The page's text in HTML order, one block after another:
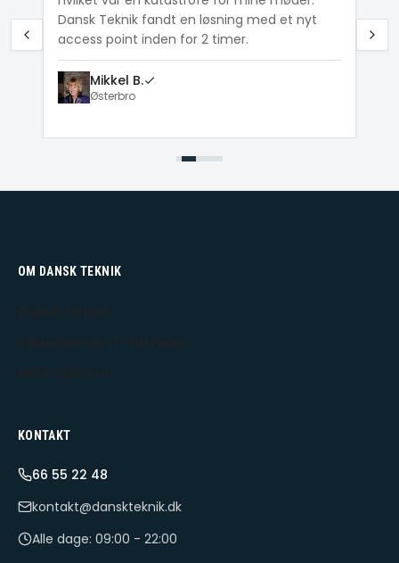
Dansk Teknik fandt en løsning med et nyt
access point inden for 2 timer.
Mikkel B.
Østerbro
OM DANSK TEKNIK
KONTAKT
66 55 22 48
kontakt@danskteknik.dk
Alle dage: 09:00 - 22:00